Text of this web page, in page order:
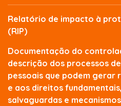
Relatório de impacto à
(RIP)
Documentação do
descrição dos processos
pessoais que podem gerar
e aos direitos
salvaguardas e